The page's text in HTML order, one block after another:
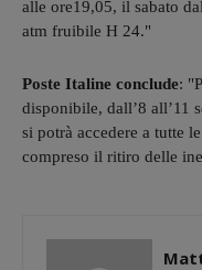
alle ore19,05, il sabato
atm fruibile H 24."
Poste Italine conclude:
disponibile, dall’8 all’11
si potrà accedere a tutte
compreso il ritiro delle